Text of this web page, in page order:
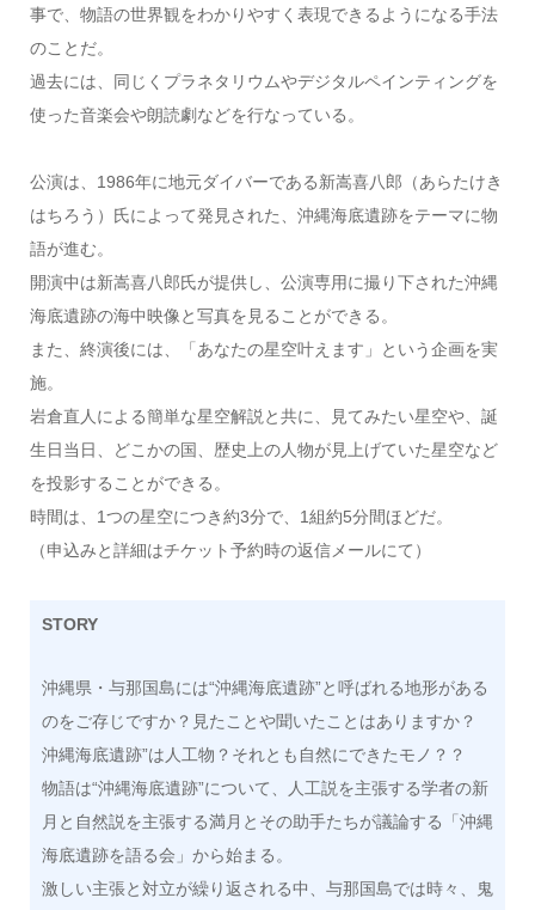
事で、物語の世界観をわかりやすく表現できるようになる手法
のことだ。
過去には、同じくプラネタリウムやデジタルペインティングを
使った音楽会や朗読劇などを行なっている。
公演は、1986年に地元ダイバーである新嵩喜八郎（あらたけき
はちろう）氏によって発見された、沖縄海底遺跡をテーマに物
語が進む。
開演中は新嵩喜八郎氏が提供し、公演専用に撮り下された沖縄
海底遺跡の海中映像と写真を見ることができる。
また、終演後には、「あなたの星空叶えます」という企画を実
施。
岩倉直人による簡単な星空解説と共に、見てみたい星空や、誕
生日当日、どこかの国、歴史上の人物が見上げていた星空など
を投影することができる。
時間は、1つの星空につき約3分で、1組約5分間ほどだ。
（申込みと詳細はチケット予約時の返信メールにて）
STORY
沖縄県・与那国島には“沖縄海底遺跡”と呼ばれる地形がある
のをご存じですか？見たことや聞いたことはありますか？
沖縄海底遺跡”は人工物？それとも自然にできたモノ？？
物語は“沖縄海底遺跡”について、人工説を主張する学者の新
月と自然説を主張する満月とその助手たちが議論する「沖縄
海底遺跡を語る会」から始まる。
激しい主張と対立が繰り返される中、与那国島では時々、鬼